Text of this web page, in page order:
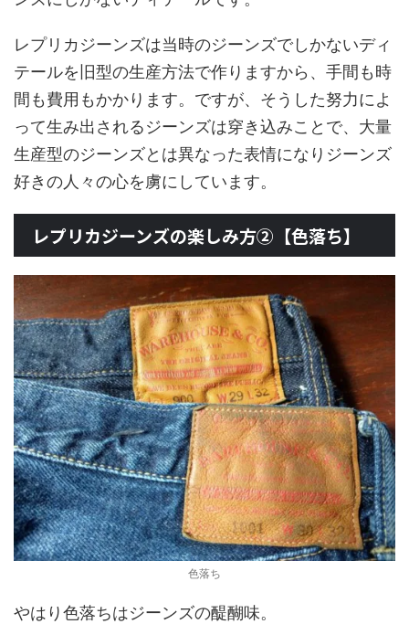
レプリカジーンズは当時のジーンズでしかないディ
テールを旧型の生産方法で作りますから、手間も時
間も費用もかかります。ですが、そうした努力によ
って生み出されるジーンズは穿き込みことで、大量
生産型のジーンズとは異なった表情になりジーンズ
好きの人々の心を虜にしています。
レプリカジーンズの楽しみ方②【色落ち】
色落ち
やはり色落ちはジーンズの醍醐味。